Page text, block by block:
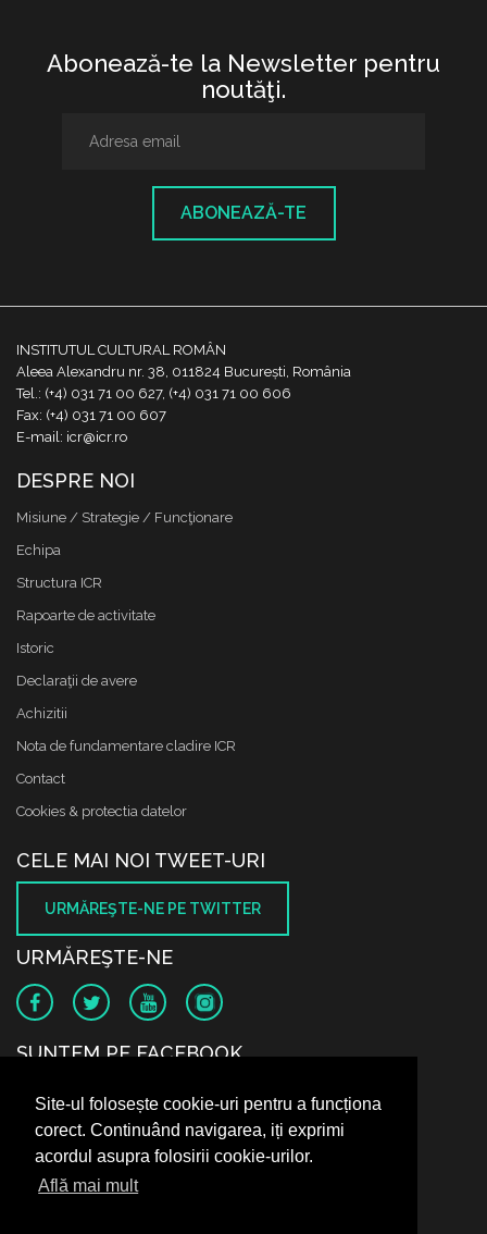
Site-ul folosește cookie-uri pentru a funcționa
corect. Continuând navigarea, iți exprimi
acordul asupra folosirii cookie-urilor.
Află mai mult
Abonează-te la Newsletter pentru
noutăţi.
ABONEAZĂ-TE
INSTITUTUL CULTURAL ROMÂN
Aleea Alexandru nr. 38, 011824 București, România
Tel.: (+4) 031 71 00 627, (+4) 031 71 00 606
Fax: (+4) 031 71 00 607
E-mail: icr@icr.ro
DESPRE NOI
Misiune / Strategie / Funcţionare
Echipa
Structura ICR
Rapoarte de activitate
Istoric
Declaraţii de avere
Achizitii
Nota de fundamentare cladire ICR
Contact
Cookies & protectia datelor
CELE MAI NOI TWEET-URI
URMĂREŞTE-NE PE TWITTER
URMĂREŞTE-NE
SUNTEM PE FACEBOOK